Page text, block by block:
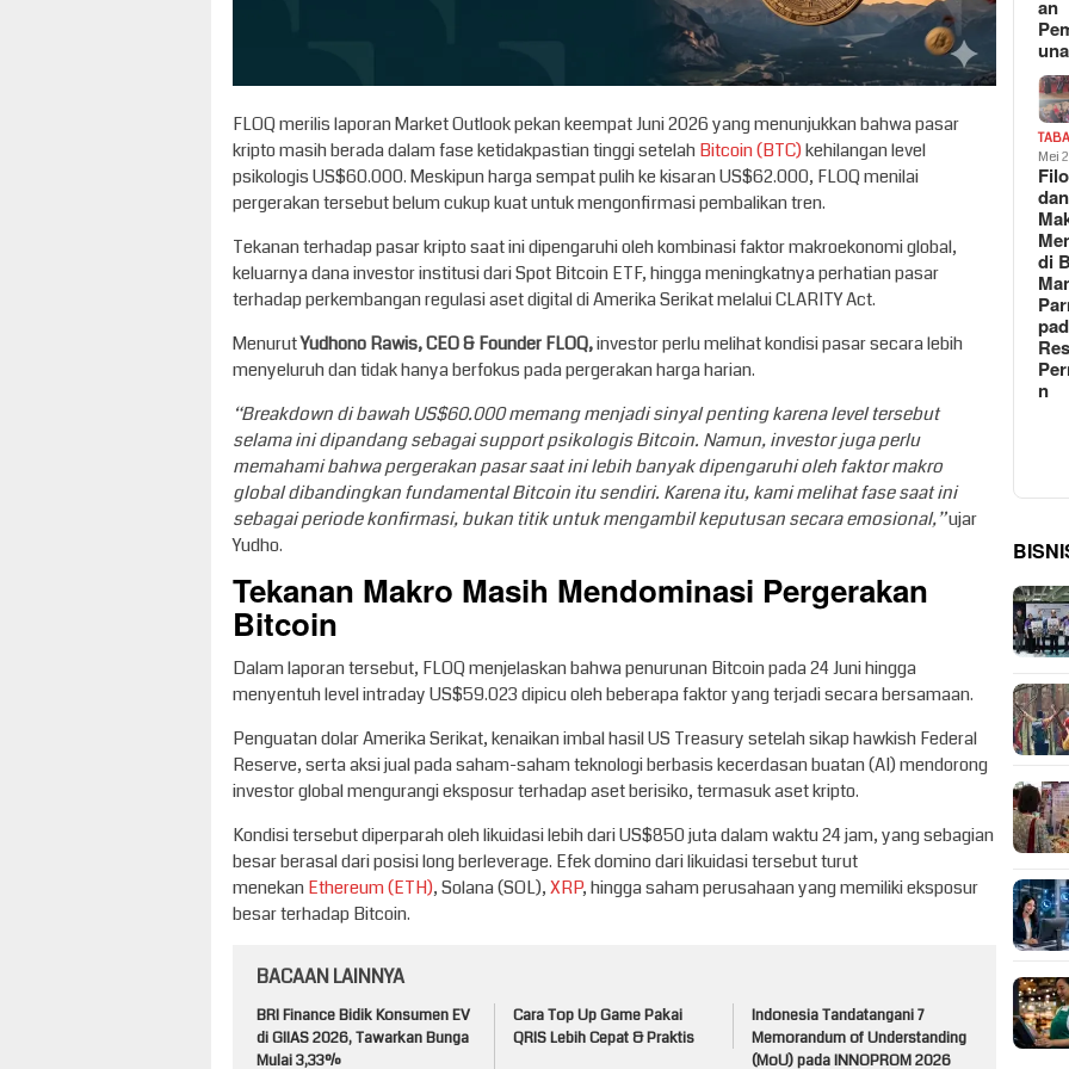
FLOQ merilis laporan Market Outlook pekan keempat Juni 2026 yang menunjukkan bahwa pasar
kripto masih berada dalam fase ketidakpastian tinggi setelahBitcoin (BTC)kehilangan level
psikologis US$60.000. Meskipun harga sempat pulih ke kisaran US$62.000, FLOQ menilai
pergerakan tersebut belum cukup kuat untuk mengonfirmasi pembalikan tren.
Tekanan terhadap pasar kripto saat ini dipengaruhi oleh kombinasi faktor makroekonomi global,
keluarnya dana investor institusi dari Spot Bitcoin ETF, hingga meningkatnya perhatian pasar
terhadap perkembangan regulasi aset digital di Amerika Serikat melalui CLARITY Act.
MenurutYudhono Rawis, CEO & Founder FLOQ,investor perlu melihat kondisi pasar secara lebih
menyeluruh dan tidak hanya berfokus pada pergerakan harga harian.
“Breakdown di bawah US$60.000 memang menjadi sinyal penting karena level tersebut
selama ini dipandang sebagai support psikologis Bitcoin. Namun, investor juga perlu
memahami bahwa pergerakan pasar saat ini lebih banyak dipengaruhi oleh faktor makro
global dibandingkan fundamental Bitcoin itu sendiri. Karena itu, kami melihat fase saat ini
sebagai periode konfirmasi, bukan titik untuk mengambil keputusan secara emosional,”ujar
Yudho.
Tekanan Makro Masih Mendominasi Pergerakan
Bitcoin
Dalam laporan tersebut, FLOQ menjelaskan bahwa penurunan Bitcoin pada 24 Juni hingga
menyentuh level intraday US$59.023 dipicu oleh beberapa faktor yang terjadi secara bersamaan.
Penguatan dolar Amerika Serikat, kenaikan imbal hasil US Treasury setelah sikap hawkish Federal
Reserve, serta aksi jual pada saham-saham teknologi berbasis kecerdasan buatan (AI) mendorong
investor global mengurangi eksposur terhadap aset berisiko, termasuk aset kripto.
Kondisi tersebut diperparah oleh likuidasi lebih dari US$850 juta dalam waktu 24 jam, yang sebagian
besar berasal dari posisi long berleverage. Efek domino dari likuidasi tersebut turut
menekanEthereum (ETH), Solana (SOL),XRP, hingga saham perusahaan yang memiliki eksposur
besar terhadap Bitcoin.
BACAAN LAINNYA
BRI Finance Bidik Konsumen EV
di GIIAS 2026, Tawarkan Bunga
Mulai 3,33%
Cara Top Up Game Pakai
QRIS Lebih Cepat & Praktis
Indonesia Tandatangani 7
Memorandum of Understanding
(MoU) pada INNOPROM 2026
an
Mei
dan
di
n